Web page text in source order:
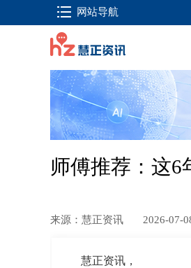
网站导航
师傅推荐：这6
来源：慧正资讯 2026-07-
慧正资讯，